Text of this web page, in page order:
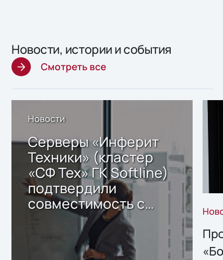
Новости, истории и события
Смотреть все
Новости
Серверы «Инферит
Техники» (кластер
«СФ Тех» ГК Softline)
подтвердили
совместимость с
решением Sharx
Storage 2.x для
хранения данных